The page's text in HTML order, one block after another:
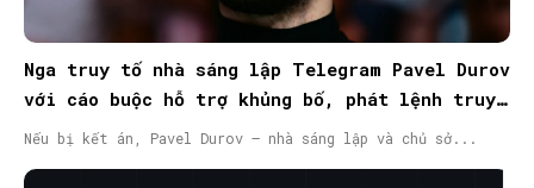
Nga truy tố nhà sáng lập Telegram Pavel Durov
với cáo buộc hỗ trợ khủng bố, phát lệnh truy
nã quốc tế
Nếu bị kết án, Pavel Durov – nhà sáng lập và chủ sở...